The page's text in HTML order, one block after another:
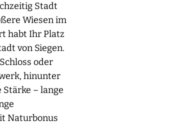
Stadt
Wiesen im
habt Ihr Platz
von Siegen.
oder
hinunter
Stärke – lange
Naturbonus